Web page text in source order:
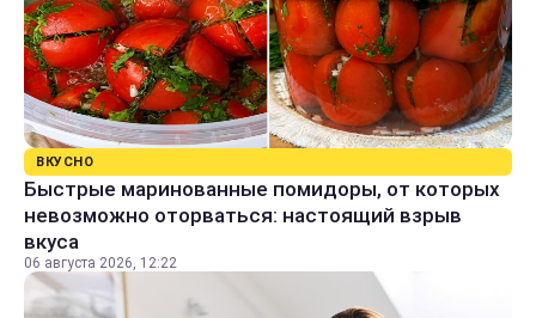
ВКУСНО
Быстрые маринованные помидоры, от которых
невозможно оторваться: настоящий взрыв
вкуса
06 августа 2026, 12:22